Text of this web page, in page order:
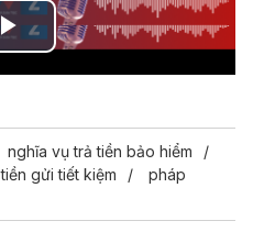
Play
nghĩa vụ trả tiền bảo hiểm
tiền gửi tiết kiệm
pháp